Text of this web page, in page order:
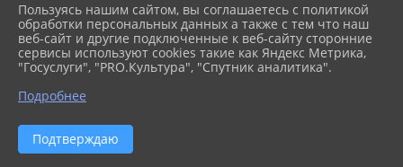
Пользуясь нашим сайтом, вы соглашаетесь с политикой
обработки персональных данных а также с тем что наш
веб-сайт и другие подключенные к веб-сайту сторонние
сервисы используют cookies такие как Яндекс Метрика,
"Госуслуги", "PRO.Культура", "Спутник аналитика".
Подробнее
Подтверждаю